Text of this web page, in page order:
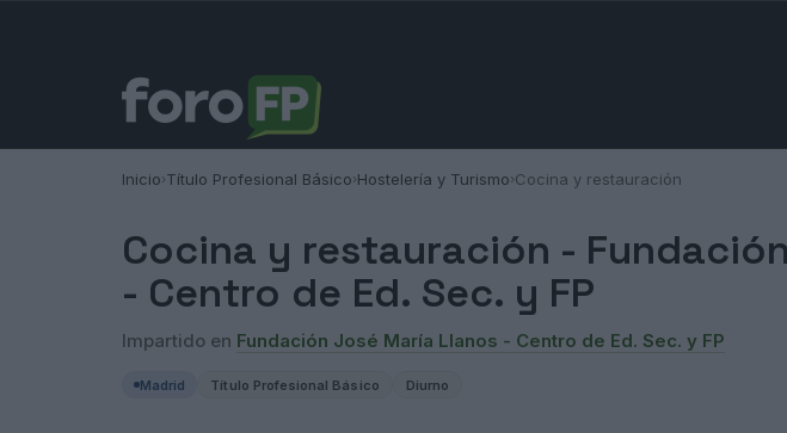
Inicio›Título Profesional Básico›Hostelería y Turismo›Cocina y restauración
Cocina y restauración -
- Centro de Ed. Sec. y FP
Impartido en Fundación José María Llanos - Centro de Ed. Sec. y FP
Madrid Título Profesional Básico Diurno